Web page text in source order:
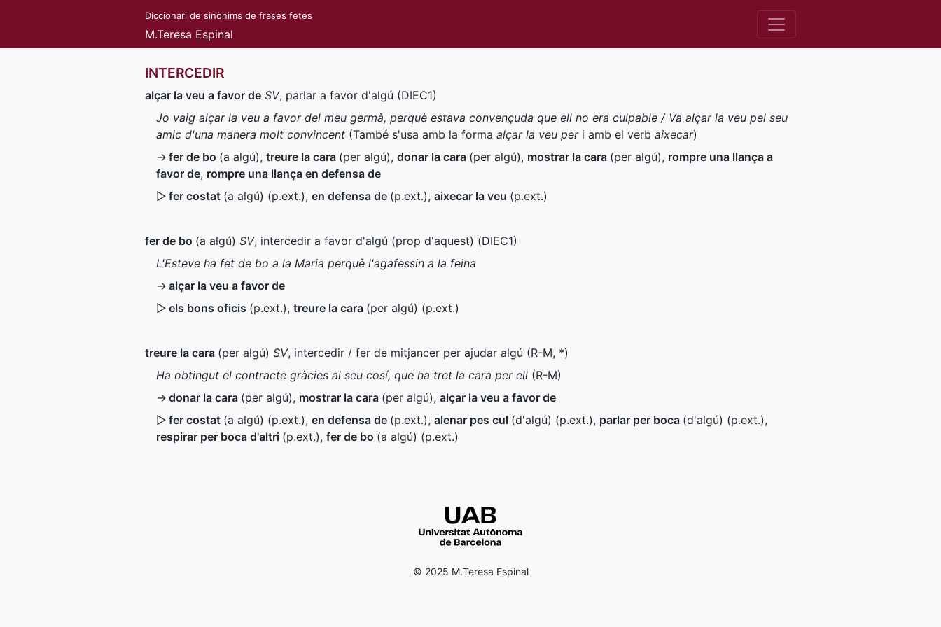
Diccionari de sinònims de frases fetes
M.Teresa Espinal
INTERCEDIR
alçar la veu a favor de SV, parlar a favor d'algú (DIEC1)
Jo vaig alçar la veu a favor del meu germà, perquè estava convençuda que ell no era culpable / Va alçar la veu pel seu
amic d'una manera molt convincent (També s'usa amb la forma alçar la veu peri amb el verb aixecar)
→ fer de bo (a algú), treure la cara (per algú), donar la cara (per algú), mostrar la cara (per algú), rompre una llança a
favor de, rompre una llança en defensa de
▷ fer costat (a algú) (p.ext.), en defensa de (p.ext.), aixecar la veu (p.ext.)
fer de bo (a algú) SV, intercedir a favor d'algú (prop d'aquest) (DIEC1)
L'Esteve ha fet de bo a la Maria perquè l'agafessin a la feina
→ alçar la veu a favor de
▷ els bons oficis (p.ext.), treure la cara (per algú) (p.ext.)
treure la cara (per algú) SV, intercedir / fer de mitjancer per ajudar algú (R-M, *)
Ha obtingut el contracte gràcies al seu cosí, que ha tret la cara per ell (R-M)
→ donar la cara (per algú), mostrar la cara (per algú), alçar la veu a favor de
▷ fer costat (a algú) (p.ext.), en defensa de (p.ext.), alenar pes cul (d'algú) (p.ext.), parlar per boca (d'algú) (p.ext.),
respirar per boca d'altri (p.ext.), fer de bo (a algú) (p.ext.)
© 2025 M.Teresa Espinal